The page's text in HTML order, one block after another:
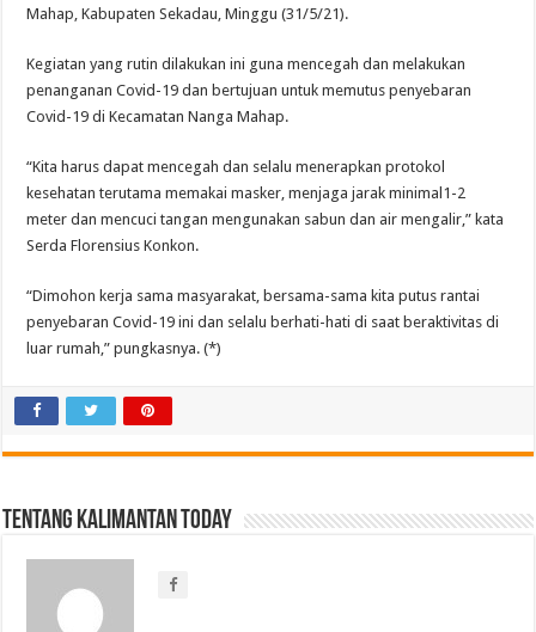
Mahap, Kabupaten Sekadau, Minggu (31/5/21).
Kegiatan yang rutin dilakukan ini guna mencegah dan melakukan
penanganan Covid-19 dan bertujuan untuk memutus penyebaran
Covid-19 di Kecamatan Nanga Mahap.
“Kita harus dapat mencegah dan selalu menerapkan protokol
kesehatan terutama memakai masker, menjaga jarak minimal1-2
meter dan mencuci tangan mengunakan sabun dan air mengalir,” kata
Serda Florensius Konkon.
“Dimohon kerja sama masyarakat, bersama-sama kita putus rantai
penyebaran Covid-19 ini dan selalu berhati-hati di saat beraktivitas di
luar rumah,” pungkasnya. (*)
Tentang Kalimantan Today